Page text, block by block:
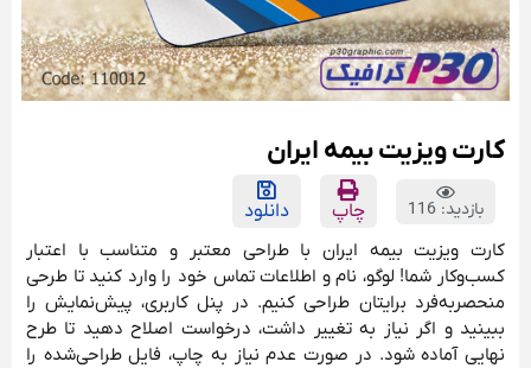
کارت ویزیت بیمه ایران
بازدید: 116 چاپ
دانلود
کارت ویزیت بیمه ایران با طراحی معتبر و متناسب با اعتبار
کسب‌وکار شما! لوگو، نام و اطلاعات تماس خود را وارد کنید تا طرحی
منحصربه‌فرد برایتان طراحی کنیم. در پنل کاربری، پیش‌نمایش را
ببینید و اگر نیاز به تغییر داشت، درخواست اصلاح دهید تا طرح
نهایی آماده شود. در صورت عدم نیاز به چاپ، فایل طراحی‌شده را